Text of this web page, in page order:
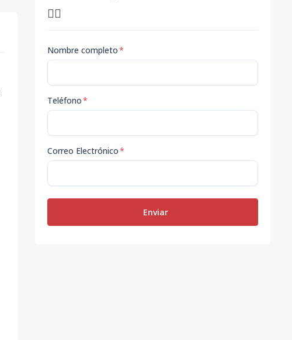
👇🏽
Nombre completo*
Teléfono*
Correo Electrónico*
Enviar